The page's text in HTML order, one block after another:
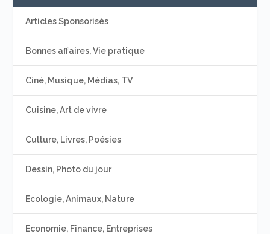
Articles Sponsorisés
Bonnes affaires, Vie pratique
Ciné, Musique, Médias, TV
Cuisine, Art de vivre
Culture, Livres, Poésies
Dessin, Photo du jour
Ecologie, Animaux, Nature
Economie, Finance, Entreprises